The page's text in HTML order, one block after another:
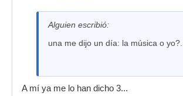
Alguien escribió:
una me dijo un día: la música o yo?...
A mí ya me lo han dicho 3...